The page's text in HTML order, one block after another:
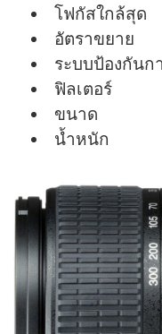
โฟกัสใก
อัตราขย
ระบบป้องกัน
ฟิลเตอ
ขนาด
น้ำหนัก